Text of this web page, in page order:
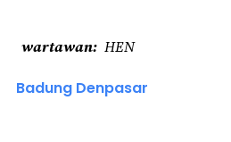
wartawan HEN
Badung Denpasar